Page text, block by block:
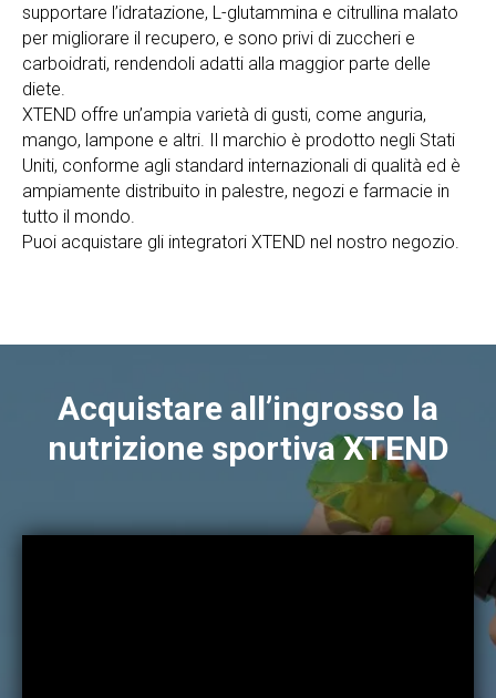
supportare l’idratazione, L-glutammina e citrullina malato
per migliorare il recupero, e sono privi di zuccheri e
carboidrati, rendendoli adatti alla maggior parte delle
diete.
XTEND offre un’ampia varietà di gusti, come anguria,
mango, lampone e altri. Il marchio è prodotto negli Stati
Uniti, conforme agli standard internazionali di qualità ed è
ampiamente distribuito in palestre, negozi e farmacie in
tutto il mondo.
Puoi acquistare gli integratori XTEND nel nostro negozio.
Acquistare all’ingrosso la
nutrizione sportiva XTEND